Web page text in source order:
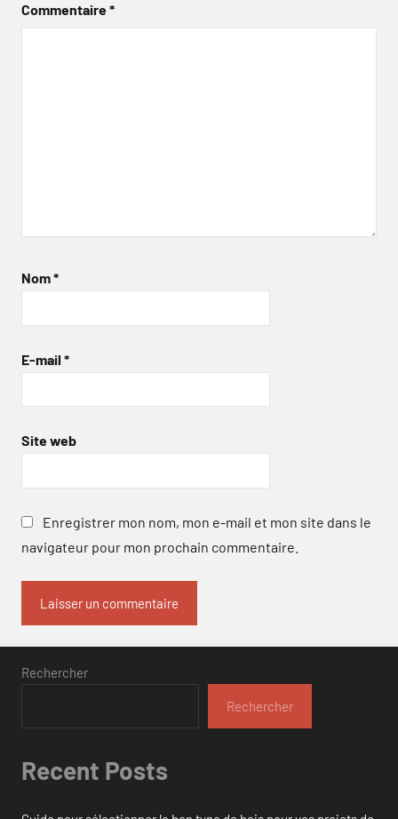
Commentaire*
Nom*
E-mail *
Site web
Enregistrer mon nom, mon e-mail et mon site dans le
navigateur pour mon prochain commentaire.
Rechercher
Rechercher
Recent Posts